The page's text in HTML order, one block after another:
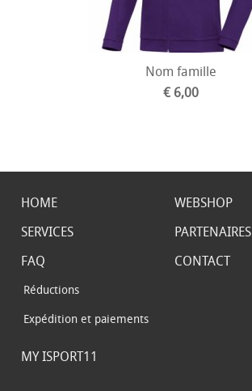
Nom famille
€ 6,00
HOME
WEBSHOP
SERVICES
PARTENAIRES
FAQ
Réductions
Expédition et paiements
CONTACT
MY ISPORT11